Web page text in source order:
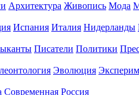
Архитектура Живопись Мода
Испания Италия Нидерланды
Писатели Политики
Эволюция
Современная Россия